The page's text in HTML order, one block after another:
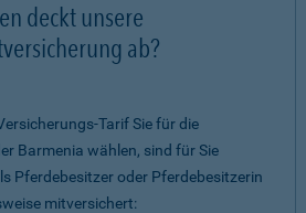
deckt unsere
ab?
Tarif Sie für die
Barmenia wählen, sind für Sie
Pferdebesitzer oder Pferdebesitzerin
mitversichert: